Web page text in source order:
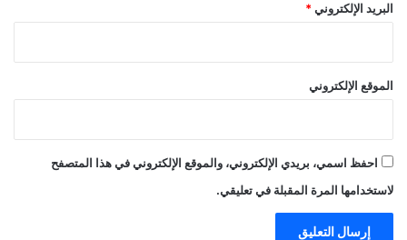
البريد الإلكتروني *
الموقع الإلكتروني
احفظ اسمي، بريدي الإلكتروني، والموقع الإلكتروني في هذا المتصفح
لاستخدامها المرة المقبلة في تعليقي.